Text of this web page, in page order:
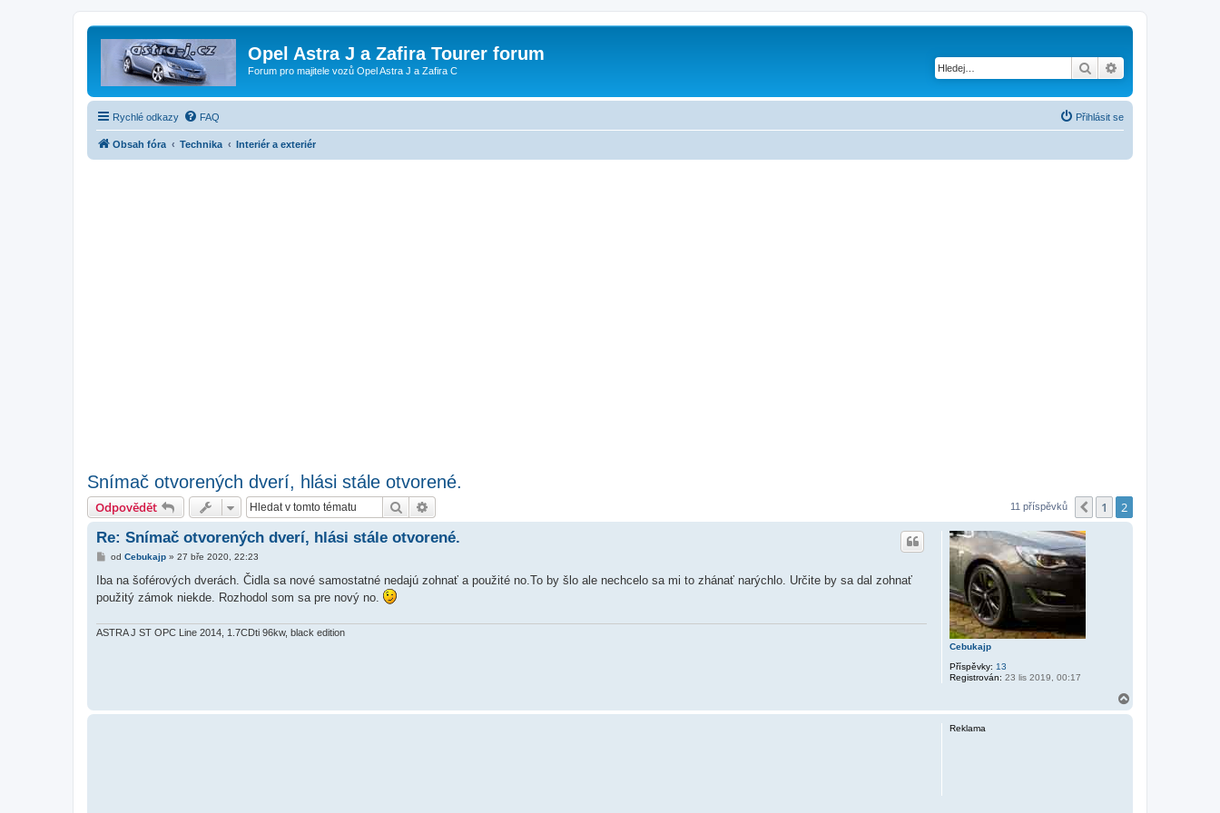
Opel Astra J a Zafira Tourer forum
Forum pro majitele vozů Opel Astra J a Zafira C Hledat
Rychlé odkazy FAQ Přihlásit se
Obsah fóra Technika Interiér a exteriér
Snímač otvorených dverí, hlási stále otvorené.
Odpovědět Hledat 11 příspěvků Předchozí
1 2
Cebukajp
Příspěvky: 13
Registrován: 23 lis 2019, 00:17
Re: Snímač otvorených dverí, hlási stále otvorené.
P
í
p
e
od Cebukajp» 27 bře 2020, 22:23
Iba na šoférových dverách. Čidla sa nové samostatné nedajú zohnať a použité no.To by šlo ale nechcelo sa mi to zhánať narýchlo. Určite by sa dal zohnať
použitý zámok niekde. Rozhodol som sa pre nový no.
ASTRA J ST OPC Line 2014, 1.7CDti 96kw, black edition
Reklama